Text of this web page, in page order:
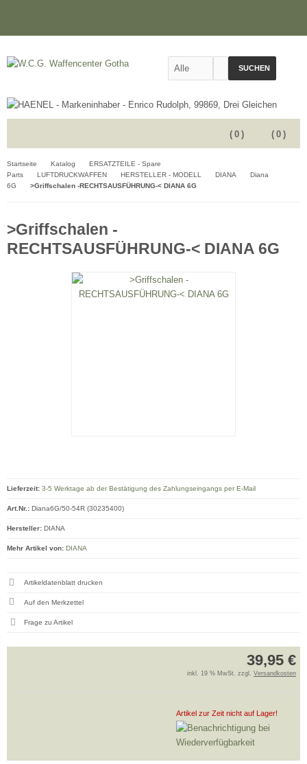
SUCHEN
( 0 )
( 0 )
Startseite Katalog
ERSATZTEILE - Spare
Parts
LUFTDRUCKWAFFEN HERSTELLER - MODELL DIANA
Diana
6G
>Griffschalen -RECHTSAUSFÜHRUNG-< DIANA 6G
>Griffschalen -
RECHTSAUSFÜHRUNG-< DIANA 6G
39,95 €
inkl. 19 % MwSt. zzgl. Versandkosten
Artikel zur Zeit nicht auf Lager!
Lieferzeit: 3-5 Werktage ab der Bestätigung des Zahlungseingangs per E-Mail
Art.Nr.: Diana6G/50-54R (30235400)
Hersteller: DIANA
Mehr Artikel von: DIANA
Artikeldatenblatt drucken
Frage zu Artikel